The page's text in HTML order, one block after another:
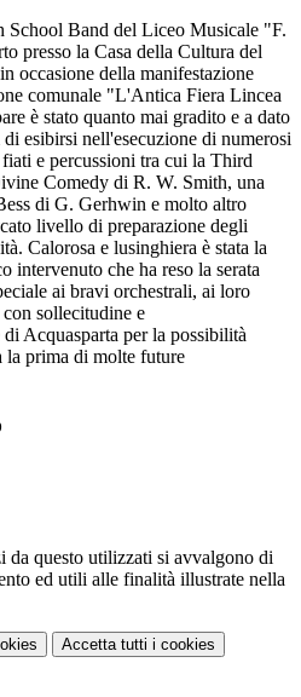
School Band del Liceo Musicale "F.
presso la Casa della Cultura del
occasione della manifestazione
comunale "L'Antica Fiera Lincea
è stato quanto mai gradito e a dato
esibirsi nell'esecuzione di numerosi
e percussioni tra cui la Third
Comedy di R. W. Smith, una
di G. Gerhwin e molto altro
livello di preparazione degli
Calorosa e lusinghiera è stata la
intervenuto che ha reso la serata
ai bravi orchestrali, ai loro
sollecitudine e
Acquasparta per la possibilità
la prima di molte future
da questo utilizzati si avvalgono di
ed utili alle finalità illustrate nella
Accetta tutti i cookies